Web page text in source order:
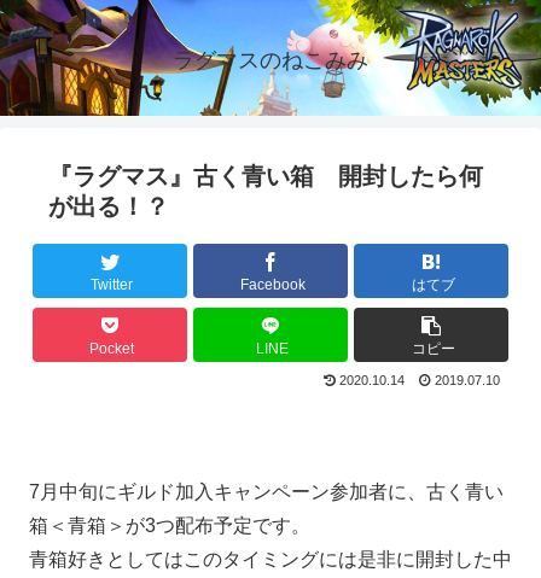
ラグマスのねこみみ
『ラグマス』古く青い箱 開封したら何
が出る！？
Twitter Facebook はてブ
Pocket LINE コピー
2020.10.14 2019.07.10
7月中旬にギルド加入キャンペーン参加者に、古く青い
箱＜青箱＞が3つ配布予定です。
青箱好きとしてはこのタイミングには是非に開封した中